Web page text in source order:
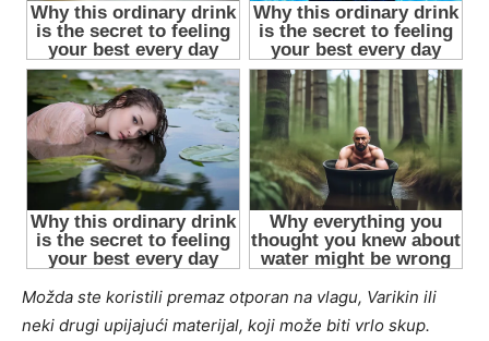
Možda ste koristili premaz otporan na vlagu, Varikin ili
neki drugi upijajući materijal, koji može biti vrlo skup.